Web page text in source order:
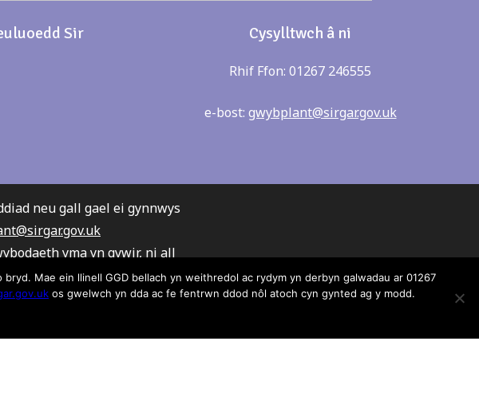
Sir
Cysylltwch â ni
Rhif Ffon: 01267 246555
e-bost: gwybplant@sirgar.gov.uk
neu gall gael ei gynnwys
yma yn gywir, ni all
neu atebolrwydd am
bod yn cysylltu gyda’r
yn ateb eich gofynion.
unrhyw un o’r darparwyr
Mae ein llinell GGD bellach yn weithredol ac rydym yn derbyn galwadau ar 01267
os gwelwch yn dda ac fe fentrwn ddod nôl atoch cyn gynted ag y modd.